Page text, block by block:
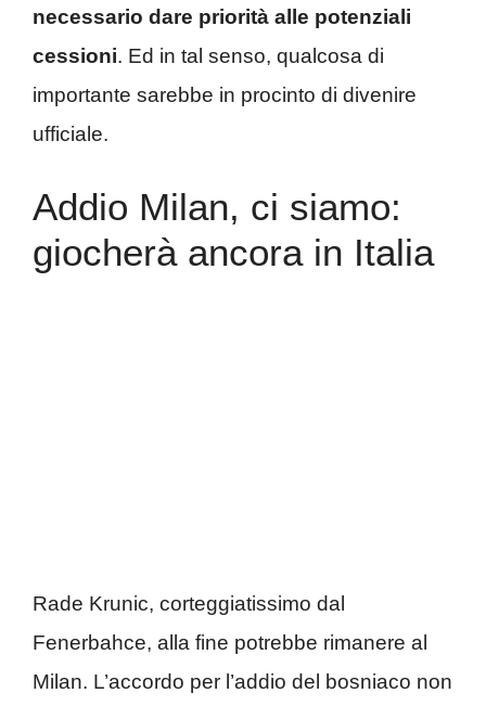
necessario dare priorità alle potenziali
cessioni. Ed in tal senso, qualcosa di
importante sarebbe in procinto di divenire
ufficiale.
Addio Milan, ci siamo:
giocherà ancora in Italia
Rade Krunic, corteggiatissimo dal
Fenerbahce, alla fine potrebbe rimanere al
Milan. L’accordo per l’addio del bosniaco non